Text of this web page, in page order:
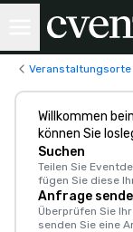
Veranstaltungsorte
Willkommen
können Sie
Suchen
Teilen Sie
fügen Sie diese
Anfrage
Überprüfen Sie
senden Sie eine